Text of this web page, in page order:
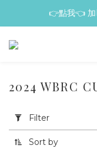
👉點我👈
Filter
(0/20)
2024 WBRC
Filter
Sort by